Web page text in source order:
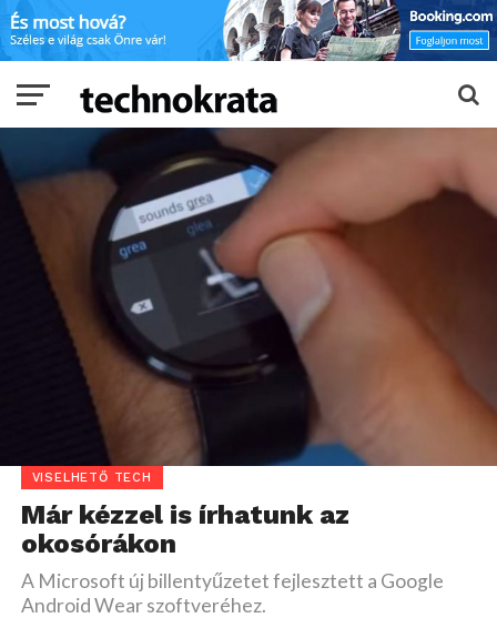
VISELHETŐ TECH
Már kézzel is írhatunk az
okosórákon
A Microsoft új billentyűzetet fejlesztett a Google
Android Wear szoftveréhez.